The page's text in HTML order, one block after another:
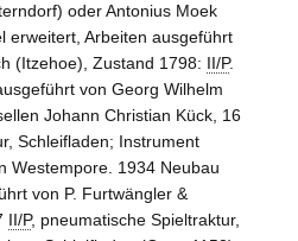
) oder Antonius Moek
erweitert, Arbeiten ausgeführt
(Itzehoe), Zustand 1798: II/P.
von Georg Wilhelm
Johann Christian Kück, 16
Schleifladen; Instrument
Westempore. 1934 Neubau
von P. Furtwängler &
II/P, pneumatische Spieltraktur,